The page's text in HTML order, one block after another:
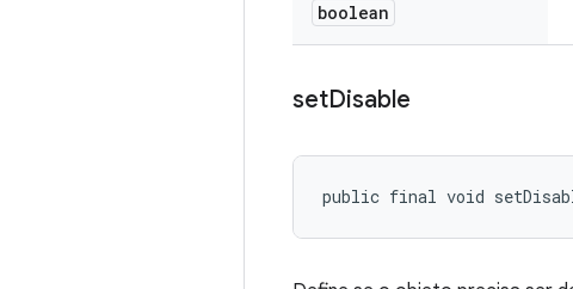
boolean
setDisable
public final void